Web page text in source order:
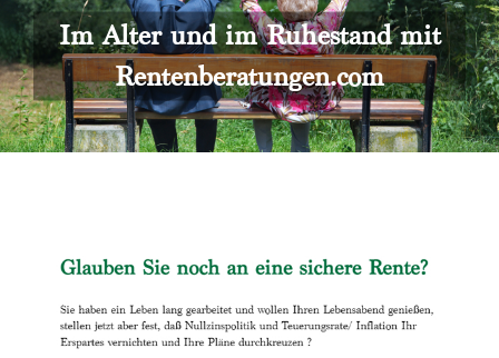
Rentenberater
Rentenversicherung
Versicherungsberatung
Kontakt
Im Alter und im Ruhestand mit
Rentenberatungen.com